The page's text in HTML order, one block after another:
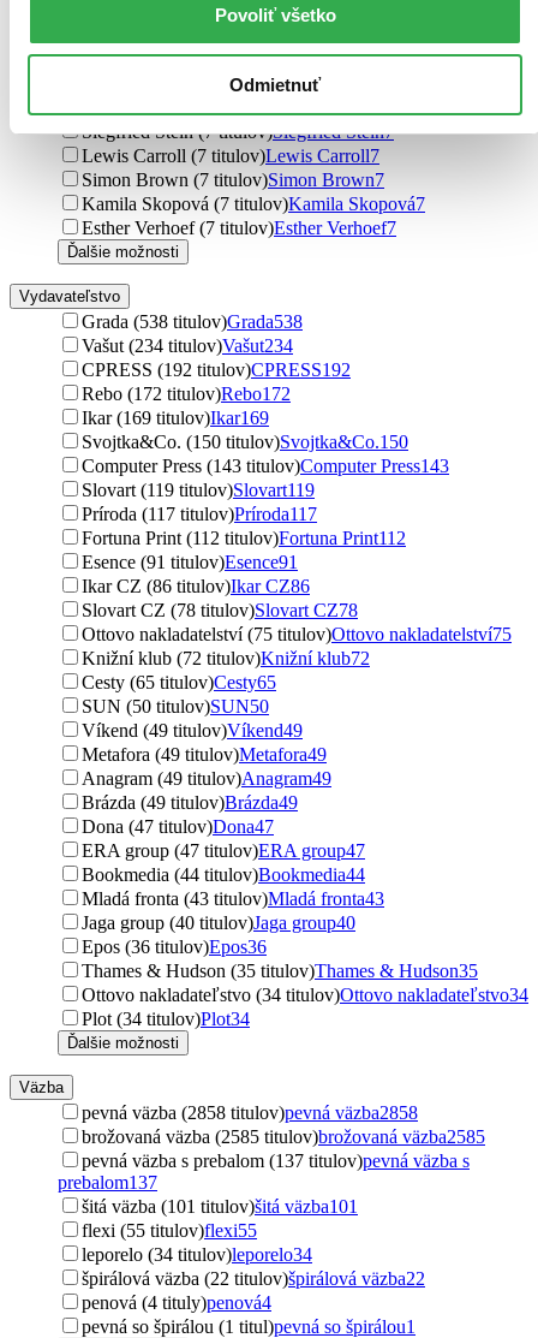
Povoliť všetko
Odmietnuť
Vladimír Motyčka (8 titulov)Vladimír Motyčka
Klára Trnková (8 titulov)Klára Trnková8
Cesar Millan (8 titulov)Cesar Millan
Siegfried Stein (7 titulov)Siegfried Stein7
Lewis Carroll (7 titulov)Lewis Carroll7
Simon Brown (7 titulov)Simon Brown7
Kamila Skopová (7 titulov)Kamila Skopová7
Esther Verhoef (7 titulov)Esther Verhoef7
Ďalšie možnosti
Vydavateľstvo
Grada (538 titulov)Grada538
Vašut (234 titulov)Vašut234
CPRESS (192 titulov)CPRESS192
Rebo (172 titulov)Rebo172
Ikar (169 titulov)Ikar169
Svojtka&Co. (150 titulov)Svojtka&Co.150
Computer Press (143 titulov)Computer Press143
Slovart (119 titulov)Slovart119
Príroda (117 titulov)Príroda117
Fortuna Print (112 titulov)Fortuna Print112
Esence (91 titulov)Esence91
Ikar CZ (86 titulov)Ikar CZ86
Slovart CZ (78 titulov)Slovart CZ78
Ottovo nakladatelství (75 titulov)Ottovo nakladatelství75
Knižní klub (72 titulov)Knižní klub72
Cesty (65 titulov)Cesty65
SUN (50 titulov)SUN50
Víkend (49 titulov)Víkend49
Metafora (49 titulov)Metafora49
Anagram (49 titulov)Anagram49
Brázda (49 titulov)Brázda49
Dona (47 titulov)Dona47
ERA group (47 titulov)ERA group47
Bookmedia (44 titulov)Bookmedia44
Mladá fronta (43 titulov)Mladá fronta43
Jaga group (40 titulov)Jaga group40
Epos (36 titulov)Epos36
Thames & Hudson (35 titulov)Thames & Hudson35
Ottovo nakladateľstvo (34 titulov)Ottovo nakladateľstvo34
Plot (34 titulov)Plot34
Ďalšie možnosti
Väzba
pevná väzba (2858 titulov)pevná väzba2858
brožovaná väzba (2585 titulov)brožovaná väzba2585
pevná väzba s prebalom (137 titulov)pevná väzba s
prebalom137
šitá väzba (101 titulov)šitá väzba101
flexi (55 titulov)flexi55
leporelo (34 titulov)leporelo34
špirálová väzba (22 titulov)špirálová väzba22
penová (4 tituly)penová4
pevná so špirálou (1 titul)pevná so špirálou1